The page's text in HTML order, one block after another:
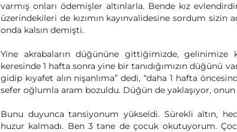
varmış onları ödemişler altınlarla. Bende kız
üzerindekileri de kızımın kayınvalidesine sordum sizin
onda kalsın demişti.
Yine akrabaların düğününe gittiğimizde, gelinimize
keresinde 1 hafta sonra yine bir tanıdığımızın düğünü
gidip kıyafet alın nişanlıma” dedi, “daha 1 hafta
sefer oğlumla aram bozuldu. Düğün de yaklaşıyor, onun
Bunu duyunca tansiyonum yükseldi. Sürekli altın,
huzur kalmadı. Ben 3 tane de çocuk okutuyorum.